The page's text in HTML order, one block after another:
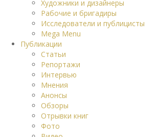
Художники и дизайнеры
Рабочие и бригадиры
Исследователи и публицисты
Mega Menu
Публикации
Статьи
Репортажи
Интервью
Мнения
Анонсы
Обзоры
Отрывки книг
Фото